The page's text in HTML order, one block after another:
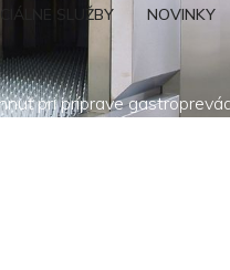
SLUŽBY NOVINKY
pri príprave